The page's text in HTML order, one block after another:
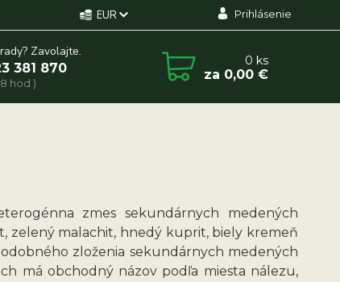
EUR Prihlásenie
Zavolajte.
381 870
hod.)
0 ks
za 0,00 €
zmes sekundárnych medených
zelený malachit, hnedý kuprit, biely kremeň
zloženia sekundárnych medených
má obchodný názov podľa miesta nálezu,